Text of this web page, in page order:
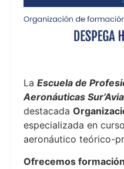
La Escuela de
Aeronáuticas
destacada
especializada en
aeronáutico teórico-
Ofrecemos